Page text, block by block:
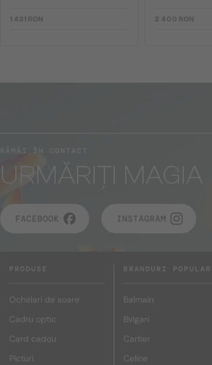
1 431 RON 2 400 RON
RĂMÂI ÎN CONTACT
URMĂRIȚI MAGIA
FACEBOOK INSTAGRAM
PRODUSE
Ochelari de soare
Cadru optic
Card cadou
Picturi
BRANDURI
Balmain
Bvlgari
Cartier
Celine